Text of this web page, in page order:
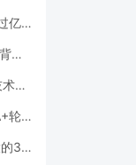
融资
”
展
资
资